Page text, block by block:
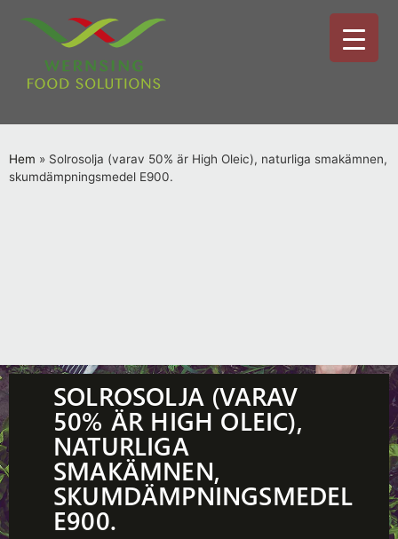
Hem » Solrosolja (varav 50% är High Oleic), naturliga smakämnen,
skumdämpningsmedel E900.
SOLROSOLJA (VARAV
50% ÄR HIGH OLEIC),
NATURLIGA
SMAKÄMNEN,
SKUMDÄMPNINGSMEDEL
E900.